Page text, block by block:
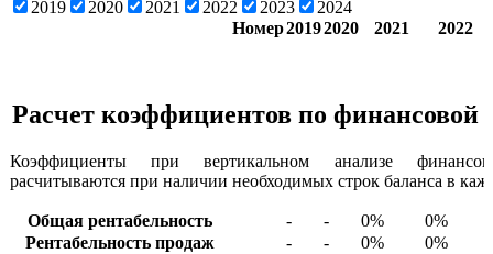
2019 2020 2021 2022 2023
2024
Номер20192020 2021 2022
Расчет коэффициентов по финансовой
Коэффициенты при вертикальном анализе
расчитываются при наличии необходимых строк баланса в
Общая рентабельность - - 0% 0%
Рентабельность продаж
- - 0% 0%